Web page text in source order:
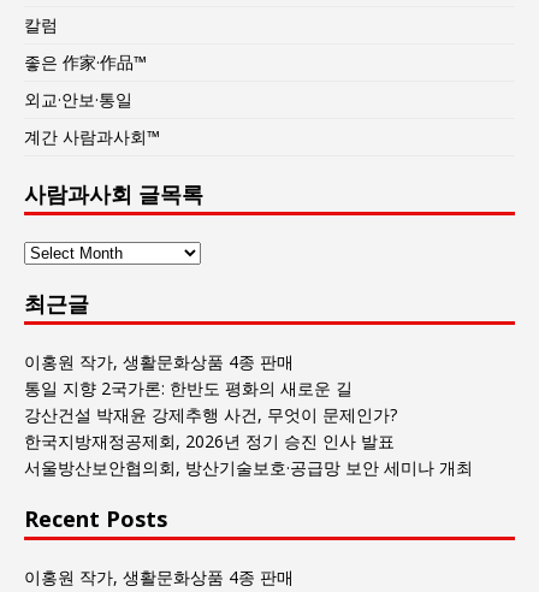
칼럼
좋은 作家·作品™
외교·안보·통일
계간 사람과사회™
사람과사회 글목록
사
과
사
회
글
목
록
최근글
이홍원 작가, 생활문화상품 4종 판매
통일 지향 2국가론: 한반도 평화의 새로운 길
강산건설 박재윤 강제추행 사건, 무엇이 문제인가?
한국지방재정공제회, 2026년 정기 승진 인사 발표
서울방산보안협의회, 방산기술보호·공급망 보안 세미나 개최
Recent Posts
이홍원 작가, 생활문화상품 4종 판매